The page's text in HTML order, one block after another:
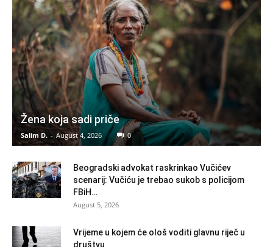
Žena koja sadi priče
Salim D. - August 4, 2026 0
Beogradski advokat raskrinkao Vučićev
scenarij: Vučiću je trebao sukob s policijom
FBiH…
August 5, 2026
Vrijeme u kojem će ološ voditi glavnu riječ u
društvu